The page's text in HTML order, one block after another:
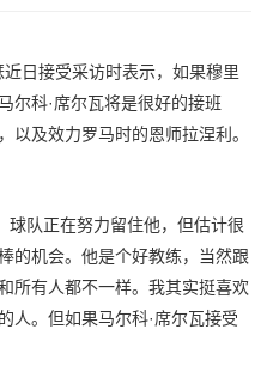
日接受采访时表示，如果穆里
尔科·席尔瓦将是很好的接班
以及效力罗马时的恩师拉涅利。
球队正在努力留住他，但估计很
的机会。他是个好教练，当然跟
所有人都不一样。我其实挺喜欢
人。但如果马尔科·席尔瓦接受